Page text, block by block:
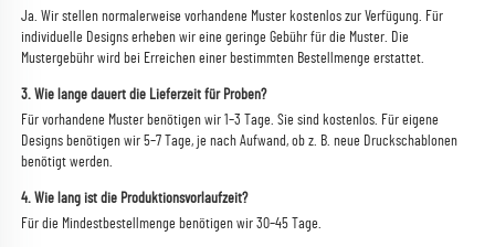
Ja. Wir stellen normalerweise vorhandene Muster kostenlos zur Verfügung. Für
individuelle Designs erheben wir eine geringe Gebühr für die Muster. Die
Mustergebühr wird bei Erreichen einer bestimmten Bestellmenge erstattet.
3. Wie lange dauert die Lieferzeit für Proben?
Für vorhandene Muster benötigen wir 1–3 Tage. Sie sind kostenlos. Für eigene
Designs benötigen wir 5–7 Tage, je nach Aufwand, ob z. B. neue Druckschablonen
benötigt werden.
4. Wie lang ist die Produktionsvorlaufzeit?
Für die Mindestbestellmenge benötigen wir 30–45 Tage.